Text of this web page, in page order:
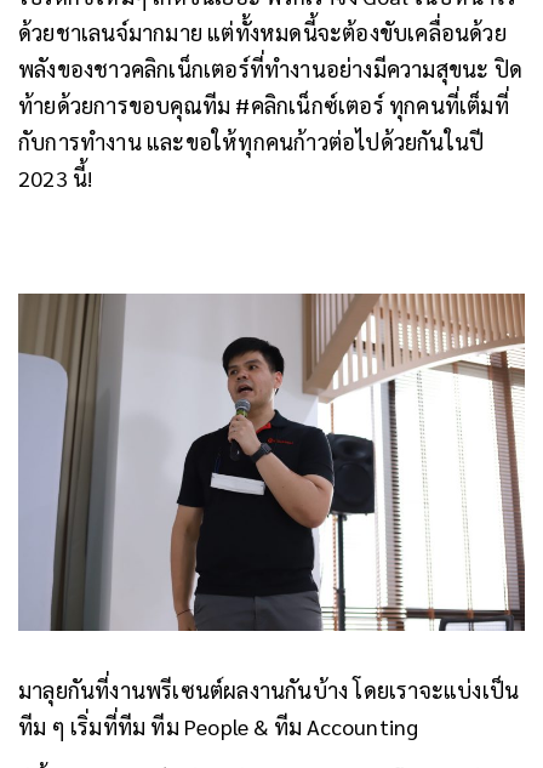
ด้วยชาเลนจ์มากมาย แต่ทั้งหมดนี้จะต้องขับเคลื่อนด้วย
พลังของชาวคลิกเน็กเตอร์ที่ทำงานอย่างมีความสุขนะ ปิด
ท้ายด้วยการขอบคุณทีม #คลิกเน็กซ์เตอร์ ทุกคนที่เต็มที่
กับการทำงาน และขอให้ทุกคนก้าวต่อไปด้วยกันในปี
2023 นี้!
มาลุยกันที่งานพรีเซนต์ผลงานกันบ้าง โดยเราจะแบ่งเป็น
ทีม ๆ เริ่มที่ทีม ทีม People & ทีม Accounting